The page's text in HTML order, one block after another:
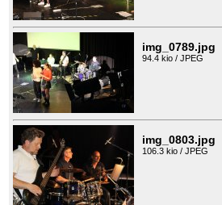
img_0789.jpg
94.4 kio / JPEG
img_0803.jpg
106.3 kio / JPEG